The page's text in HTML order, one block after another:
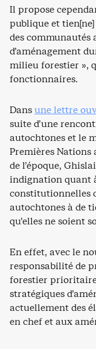
Il propose
publique et
des communautés
d’aménagement
milieu forestier »,
fonctionnaires.
Dansune lettre
suite d’une
autochtones et le
Premières Nations
de l’époque,
indignation quant
constitutionnelles
autochtones à de
qu’elles ne soient
En effet, avec le
responsabilité de
forestier prioritaire
stratégiques
actuellement des
en chef et aux